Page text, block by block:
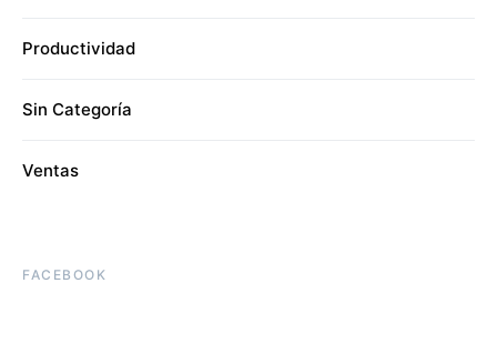
Productividad
Sin Categoría
Ventas
FACEBOOK